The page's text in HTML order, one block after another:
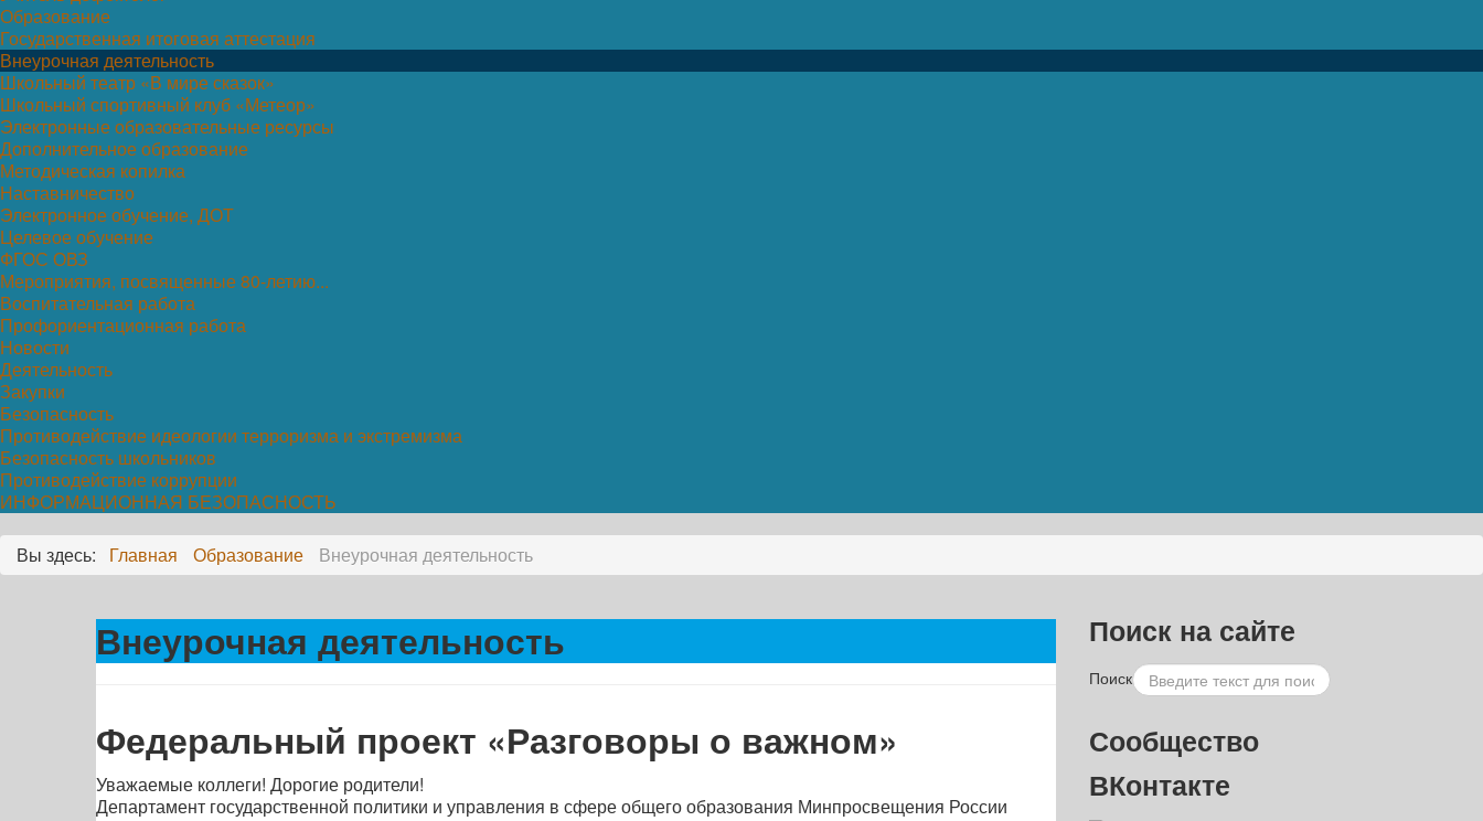
Образование
Государственная итоговая аттестация
Внеурочная деятельность
Школьный театр «В мире сказок»
Школьный спортивный клуб «Метеор»
Электронные образовательные ресурсы
Дополнительное образование
Методическая копилка
Наставничество
Электронное обучение, ДОТ
Целевое обучение
ФГОС ОВЗ
Мероприятия, посвященные 80-летию...
Воспитательная работа
Профориентационная работа
Новости
Деятельность
Закупки
Безопасность
Противодействие идеологии терроризма и экстремизма
Безопасность школьников
Противодействие коррупции
ИНФОРМАЦИОННАЯ БЕЗОПАСНОСТЬ
Вы здесь: Главная Образование Внеурочная деятельность
Внеурочная деятельность
Федеральный проект «Разговоры о важном»
Уважаемые коллеги! Дорогие родители!
Департамент государственной политики и управления в сфере общего образования Минпросвещения России
Поиск на сайте
Поиск
Сообщество
ВКонтакте